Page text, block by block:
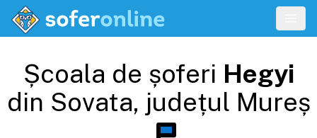
Școala de șoferi Hegyi
din Sovata, județul Mureș